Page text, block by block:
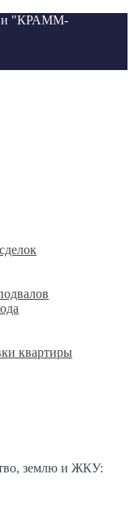
"КРАММ-
квартиры
землю и ЖКУ: